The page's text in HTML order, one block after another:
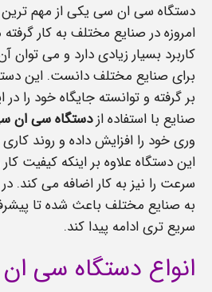
دستگاه سی ان سی یکی از مهم
امروزه در صنایع مختلف به کار
کاربرد بسیار زیادی دارد و می توان
برای صنایع مختلف دانست. این
بر گرفته و توانسته جایگاه خود را
صنایع با استفاده ازدستگاه سی ان
وری خود را افزایش داده و روند
این دستگاه علاوه بر اینکه کیفیت
سرعت را نیز به کار اضافه می کند.
به صنایع مختلف باعث شده تا
سریع تری ادامه پیدا کند.
انواع دستگاه سی